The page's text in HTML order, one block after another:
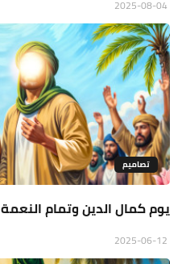
تصاميم
يوم كمال الدين وتمام النعمة